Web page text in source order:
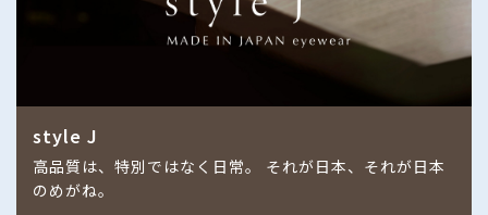
style J
高品質は、特別ではなく日常。 それが日本、それが日本
のめがね。